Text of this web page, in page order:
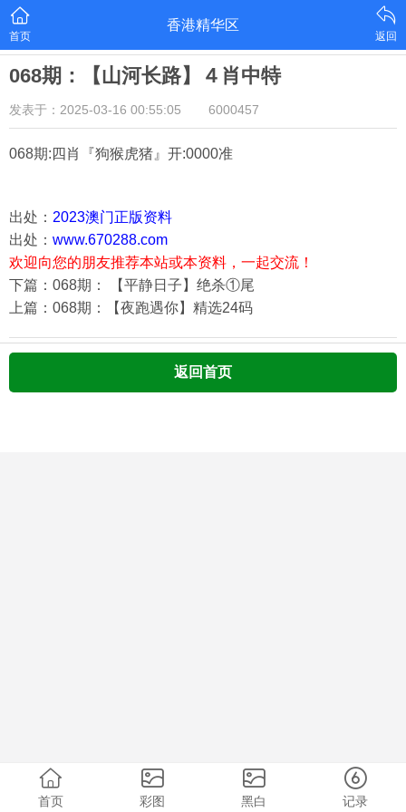
首页
香港精华区
返回
068期：【山河长路】４肖中特
发表于：2025-03-16 00:55:05 6000457
068期:四肖『狗猴虎猪 』开:0000准
出处： 2023澳门正版资料
出处： www.670288.com
欢迎向您的朋友推荐本站或本资料，一起交流！
下篇：068期： 【平静日子】绝杀①尾
上篇：068期：【夜跑遇你】精选24码
返回首页
首页 彩图 黑白 记录